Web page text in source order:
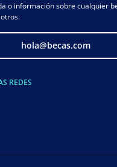
o información sobre cualquier
hola@becas.com
REDES